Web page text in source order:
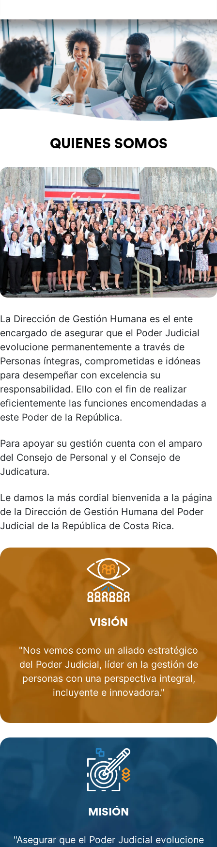
QUIENES SOMOS
La Dirección de Gestión Humana es el ente
encargado de asegurar que el Poder Judicial
evolucione permanentemente a través de
Personas íntegras, comprometidas e idóneas
para desempeñar con excelencia su
responsabilidad. Ello con el fin de realizar
eficientemente las funciones encomendadas a
este Poder de la República.
Para apoyar su gestión cuenta con el amparo
del Consejo de Personal y el Consejo de
Judicatura.
Le damos la más cordial bienvenida a la página
de la Dirección de Gestión Humana del Poder
Judicial de la República de Costa Rica.
VISIÓN
"Nos vemos como un aliado estratégico
del Poder Judicial, líder en la gestión de
personas con una perspectiva integral,
incluyente e innovadora."
MISIÓN
"Asegurar que el Poder Judicial evolucione